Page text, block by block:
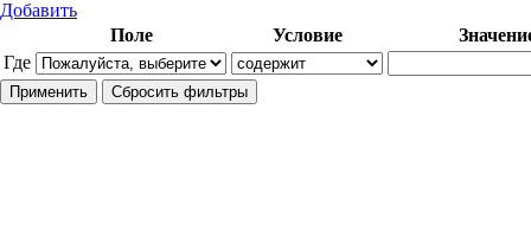
Добавить
Где
Поле Условие